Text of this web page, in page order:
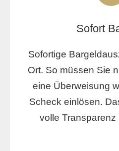
Sofort
Sofortige
Ort. So müssen Sie
eine Überweisung
Scheck einlösen.
volle Transparenz